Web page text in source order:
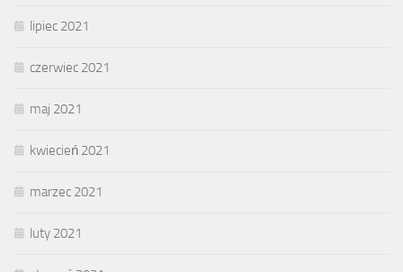
lipiec 2021
czerwiec 2021
maj 2021
kwiecień 2021
marzec 2021
luty 2021